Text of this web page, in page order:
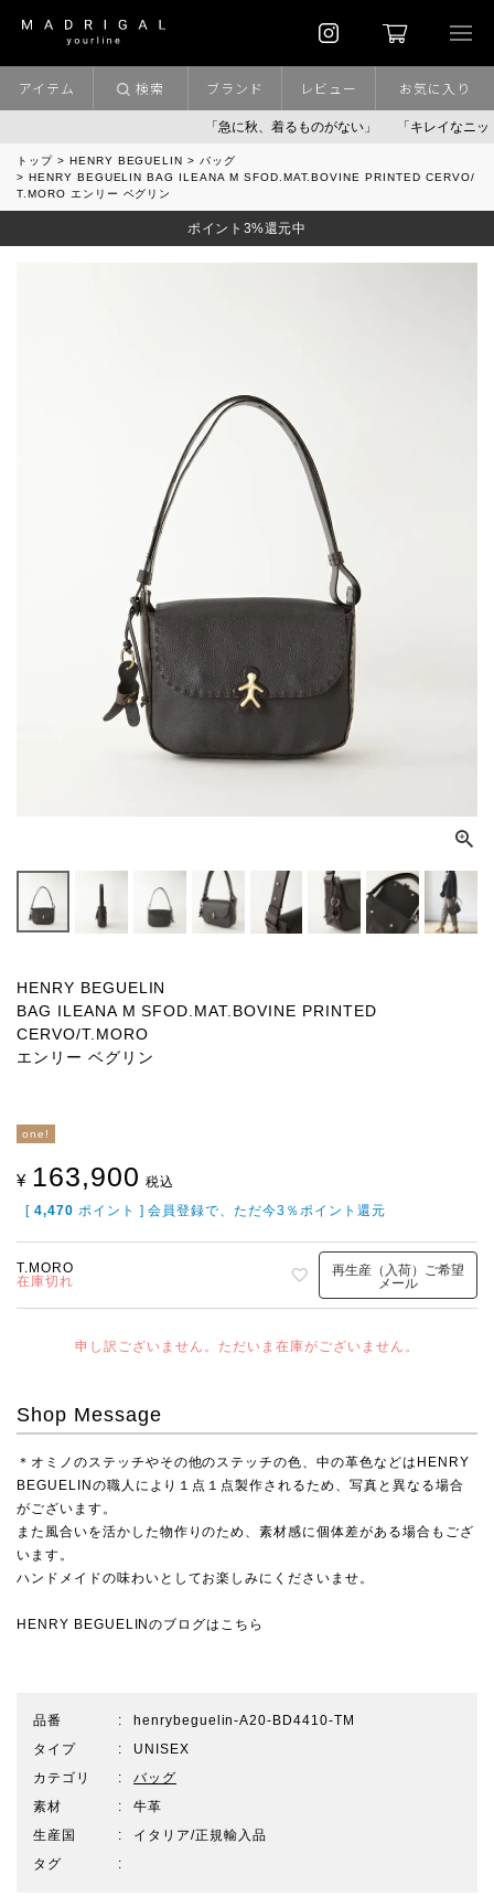
「急に秋、着るものがない」 「キレイなニット」
アイテム 検索 ブランド レビュー お気に入り
トップ HENRY BEGUELIN
バッグ
HENRY BEGUELIN BAG ILEANA M SFOD.MAT.BOVINE PRINTED CERVO/
T.MORO エンリー ベグリン
ポイント3%還元中
HENRY BEGUELIN
BAG ILEANA M SFOD.MAT.BOVINE PRINTED
CERVO/T.MORO
エンリー ベグリン
one!
¥ 163,900 税込
[ 4,470 ポイント ] 会員登録で、ただ今3％ポイント還元
T.MORO
在庫切れ
再生産（入荷）ご希望
メール
申し訳ございません。ただいま在庫がございません。
Shop Message
＊オミノのステッチやその他のステッチの色、中の革色などはHENRY
BEGUELINの職人により１点１点製作されるため、写真と異なる場合
がございます。
また風合いを活かした物作りのため、素材感に個体差がある場合もござ
います。
ハンドメイドの味わいとしてお楽しみにくださいませ。
HENRY BEGUELINのブログはこちら
品番
henrybeguelin-A20-BD4410-TM
タイプ
UNISEX
カテゴリ
バッグ
素材
牛革
生産国
イタリア/正規輸入品
タグ